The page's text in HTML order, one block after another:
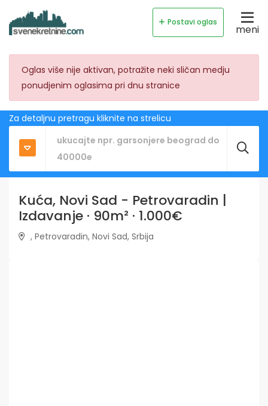
Postavi oglas
meni
Oglas više nije aktivan, potražite neki sličan medju
ponudjenim oglasima pri dnu stranice
Za detaljnu pretragu kliknite na strelicu
Kuća, Novi Sad - Petrovaradin |
Izdavanje · 90m² · 1.000€
, Petrovaradin, Novi Sad, Srbija